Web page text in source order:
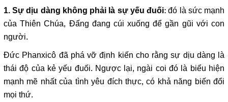
1. Sự dịu dàng không phải là sự yếu đuối: đó là sức mạnh
của Thiên Chúa, Đấng đang cúi xuống để gần gũi với con
người.
Đức Phanxicô đã phá vỡ định kiến ​​cho rằng sự dịu dàng là
thái độ của kẻ yếu đuối. Ngược lại, ngài coi đó là biểu hiện
mạnh mẽ nhất của tình yêu đích thực, có khả năng biến đổi
mọi thứ.